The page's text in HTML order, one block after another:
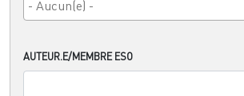
AUTEUR.E/MEMBRE ESO